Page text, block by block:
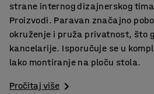
strane internog dizajnerskog
Proizvodi. Paravan značajno
okruženje i pruža privatnost, što
kancelarije. Isporučuje se u
lako montiranje na ploču stola.
Pročitaj više